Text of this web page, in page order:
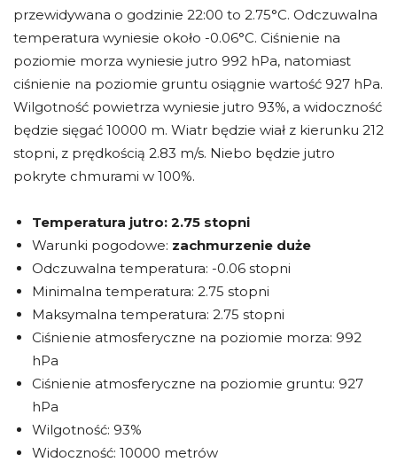
przewidywana o godzinie 22:00 to 2.75°C. Odczuwalna
temperatura wyniesie około -0.06°C. Ciśnienie na
poziomie morza wyniesie jutro 992 hPa, natomiast
ciśnienie na poziomie gruntu osiągnie wartość 927 hPa.
Wilgotność powietrza wyniesie jutro 93%, a widoczność
będzie sięgać 10000 m. Wiatr będzie wiał z kierunku 212
stopni, z prędkością 2.83 m/s. Niebo będzie jutro
pokryte chmurami w 100%.
Temperatura jutro: 2.75 stopni
Warunki pogodowe: zachmurzenie duże
Odczuwalna temperatura: -0.06 stopni
Minimalna temperatura: 2.75 stopni
Maksymalna temperatura: 2.75 stopni
Ciśnienie atmosferyczne na poziomie morza: 992
hPa
Ciśnienie atmosferyczne na poziomie gruntu: 927
hPa
Wilgotność: 93%
Widoczność: 10000 metrów